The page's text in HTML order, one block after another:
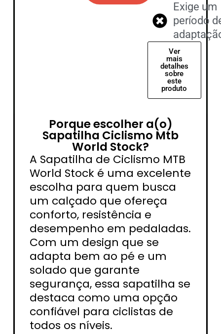
Exige um
período
Ver
mais
detalhes
sobre
este
produto
Porque escolher a(o)
Sapatilha Ciclismo Mtb
World Stock?
A Sapatilha de Ciclismo MTB
World Stock é uma excelente
escolha para quem busca
um calçado que ofereça
conforto, resistência e
desempenho em pedaladas.
Com um design que se
adapta bem ao pé e um
solado que garante
segurança, essa sapatilha se
destaca como uma opção
confiável para ciclistas de
todos os níveis.